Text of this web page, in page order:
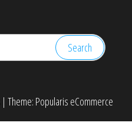
| Theme: Popularis eCommerce